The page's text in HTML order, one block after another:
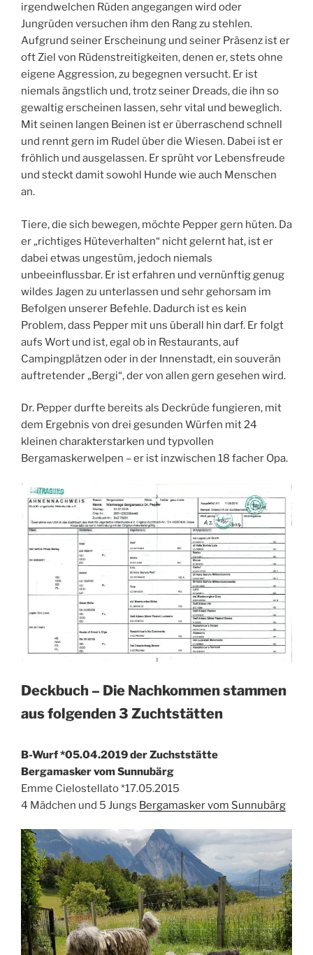
irgendwelchen Rüden angegangen wird oder
Jungrüden versuchen ihm den Rang zu stehlen.
Aufgrund seiner Erscheinung und seiner Präsenz ist er
oft Ziel von Rüdenstreitigkeiten, denen er, stets ohne
eigene Aggression, zu begegnen versucht. Er ist
niemals ängstlich und, trotz seiner Dreads, die ihn so
gewaltig erscheinen lassen, sehr vital und beweglich.
Mit seinen langen Beinen ist er überraschend schnell
und rennt gern im Rudel über die Wiesen. Dabei ist er
fröhlich und ausgelassen. Er sprüht vor Lebensfreude
und steckt damit sowohl Hunde wie auch Menschen
an.
Tiere, die sich bewegen, möchte Pepper gern hüten. Da
er „richtiges Hüteverhalten“ nicht gelernt hat, ist er
dabei etwas ungestüm, jedoch niemals
unbeeinflussbar. Er ist erfahren und vernünftig genug
wildes Jagen zu unterlassen und sehr gehorsam im
Befolgen unserer Befehle. Dadurch ist es kein
Problem, dass Pepper mit uns überall hin darf. Er folgt
aufs Wort und ist, egal ob in Restaurants, auf
Campingplätzen oder in der Innenstadt, ein souverän
auftretender „Bergi“, der von allen gern gesehen wird.
Dr. Pepper durfte bereits als Deckrüde fungieren, mit
dem Ergebnis von drei gesunden Würfen mit 24
kleinen charakterstarken und typvollen
Bergamaskerwelpen – er ist inzwischen 18 facher Opa.
Deckbuch – Die Nachkommen stammen
aus folgenden 3 Zuchtstätten
B-Wurf *05.04.2019 der Zuchststätte
Bergamasker vom Sunnubärg
Emme Cielostellato *17.05.2015
4 Mädchen und 5 Jungs Bergamasker vom Sunnubärg